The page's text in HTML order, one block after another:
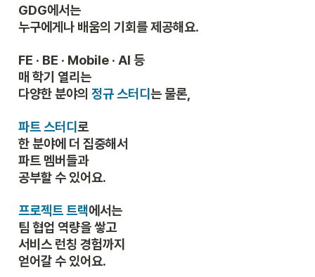
GDG에서는
누구에게나 배움의 기회를 제공해요.
FE · BE · Mobile · AI 등
매 학기 열리는
다양한 분야의 정규 스터디 는 물론,
파트 스터디 로
한 분야에 더 집중해서
파트 멤버들과
공부할 수 있어요.
프로젝트 트랙에서는
팀 협업 역량을 쌓고
서비스 런칭 경험까지
얻어갈 수 있어요.